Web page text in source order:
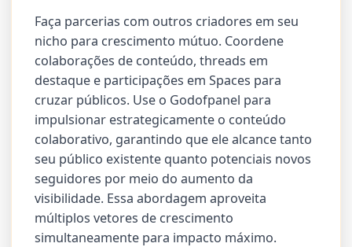
Faça parcerias com outros criadores em seu
nicho para crescimento mútuo. Coordene
colaborações de conteúdo, threads em
destaque e participações em Spaces para
cruzar públicos. Use o Godofpanel para
impulsionar estrategicamente o conteúdo
colaborativo, garantindo que ele alcance tanto
seu público existente quanto potenciais novos
seguidores por meio do aumento da
visibilidade. Essa abordagem aproveita
múltiplos vetores de crescimento
simultaneamente para impacto máximo.